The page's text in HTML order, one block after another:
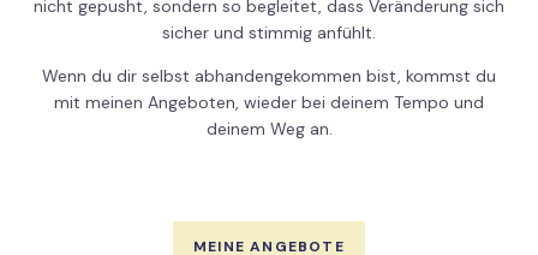
nicht gepusht, sondern so begleitet, dass Veränderung sich
sicher und stimmig anfühlt.
Wenn du dir selbst abhandengekommen bist, kommst du
mit meinen Angeboten, wieder bei deinem Tempo und
deinem Weg an.
MEINE ANGEBOTE